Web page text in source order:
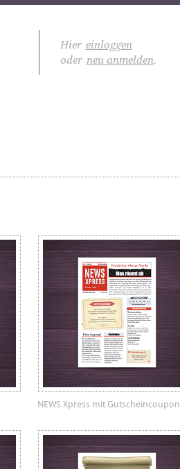
Hier einloggen
oder neu anmelden.
NEWS Xpress mit Gutscheincoupon